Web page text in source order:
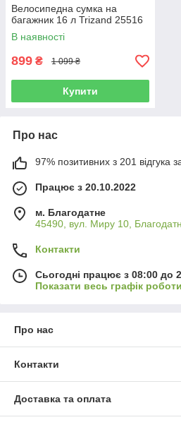
Велосипедна сумка на
багажник 16 л Trizand 25516
В наявності
899 ₴ 1 099 ₴
Купити
Про нас
97% позитивних з 201 відгука
Працює з 20.10.2022
м. Благодатне
45490, вул. Миру 10,
Контакти
Сьогодні працює з 08:00 до
Показати весь графік роботи
Про нас
Контакти
Доставка та оплата